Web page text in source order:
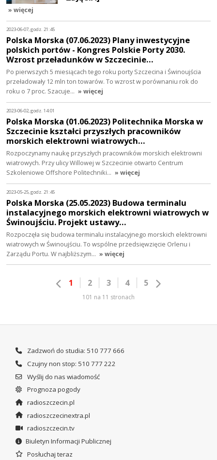
» więcej
2023-06-07, godz. 21:45
Polska Morska (07.06.2023) Plany inwestycyjne
polskich portów - Kongres Polskie Porty 2030.
Wzrost przeładunków w Szczecinie…
Po pierwszych 5 miesiącach tego roku porty Szczecina i Świnoujścia
przeładowały 12 mln ton towarów. To wzrost w porównaniu rok do
roku o 7 proc. Szacuje… » więcej
2023-06-02, godz. 14:01
Polska Morska (01.06.2023) Politechnika Morska w
Szczecinie kształci przyszłych pracowników
morskich elektrowni wiatrowych…
Rozpoczynamy naukę przyszłych pracowników morskich elektrowni
wiatrowych. Przy ulicy Willowej w Szczecinie otwarto Centrum
Szkoleniowe Offshore Politechniki… » więcej
2023-05-25, godz. 21:45
Polska Morska (25.05.2023) Budowa terminalu
instalacyjnego morskich elektrowni wiatrowych w
Świnoujściu. Projekt ustawy…
Rozpoczęła się budowa terminalu instalacyjnego morskich elektrowni
wiatrowych w Świnoujściu. To wspólne przedsięwzięcie Orlenu i
Zarządu Portu. W najbliższym… » więcej
1 2 3 4 5
101 na 11 stronach
Zadzwoń do studia: 510 777 666
Czujny non stop: 510 777 222
Wyślij do nas wiadomość
Prognoza pogody
radioszczecin.pl
radioszczecinextra.pl
radioszczecin.tv
Biuletyn Informacji Publicznej
Posłuchaj teraz